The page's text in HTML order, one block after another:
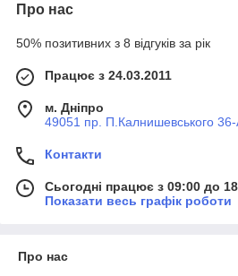
Про нас
50% позитивних з 8 відгуків за рік
Працює з 24.03.2011
м. Дніпро
49051 пр. П.Калнишевського 36-
Контакти
Сьогодні працює з 09:00 до
Показати весь графік роботи
Про нас